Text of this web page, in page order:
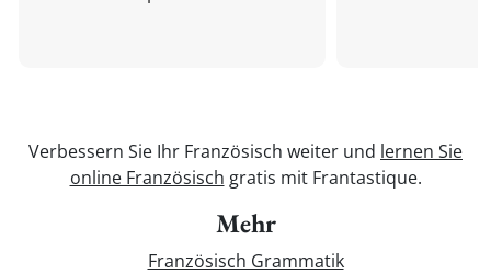
Verbessern Sie Ihr Französisch weiter und lernen Sie
online Französisch gratis mit Frantastique.
Mehr
Französisch Grammatik